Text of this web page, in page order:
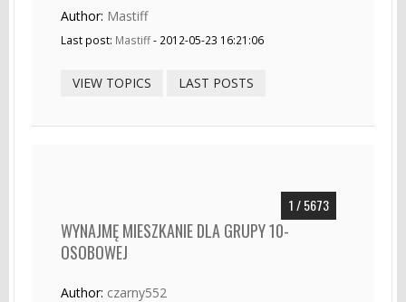
Author: Mastiff
Last post: Mastiff- 2012-05-23 16:21:06
VIEW TOPICS LAST POSTS
1 / 5673
WYNAJMĘ MIESZKANIE DLA GRUPY 10-
OSOBOWEJ
Author: czarny552